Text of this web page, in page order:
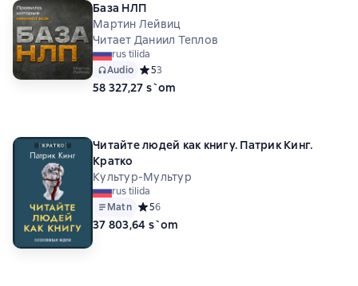
База НЛП
Мартин Лейвиц
Читает Даниил Теплов
rus tilida
Audio Средний рейтинг 5 на основе 3 оценок
53
58 327,27 s`om
Читайте людей как книгу. Патрик Кинг.
Кратко
Культур-Мультур
rus tilida
Matn Средний рейтинг 5 на основе 6 оценок
56
37 803,64 s`om